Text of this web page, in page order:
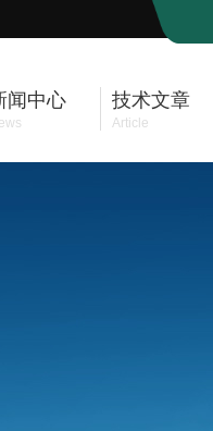
闻中心 技术文章
Article